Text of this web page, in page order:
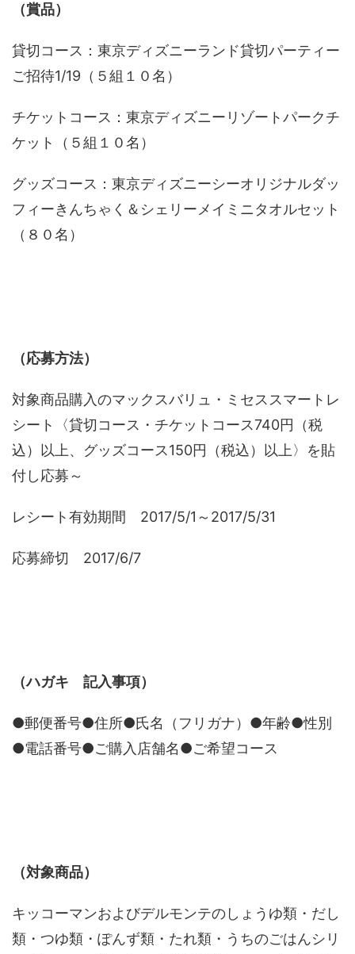
（賞品）
貸切コース：東京ディズニーランド貸切パーティー
ご招待1/19（５組１０名）
チケットコース：東京ディズニーリゾートパークチ
ケット（５組１０名）
グッズコース：東京ディズニーシーオリジナルダッ
フィーきんちゃく＆シェリーメイミニタオルセット
（８０名）
（応募方法）
対象商品購入のマックスバリュ・ミセススマートレ
シート〈貸切コース・チケットコース740円（税
込）以上、グッズコース150円（税込）以上〉を貼
付し応募～
レシート有効期間 2017/5/1～2017/5/31
応募締切 2017/6/7
（ハガキ 記入事項）
●郵便番号●住所●氏名（フリガナ）●年齢●性別
●電話番号●ご購入店舗名●ご希望コース
（対象商品）
キッコーマンおよびデルモンテのしょうゆ類・だし
類・つゆ類・ぽんず類・たれ類・うちのごはんシリ